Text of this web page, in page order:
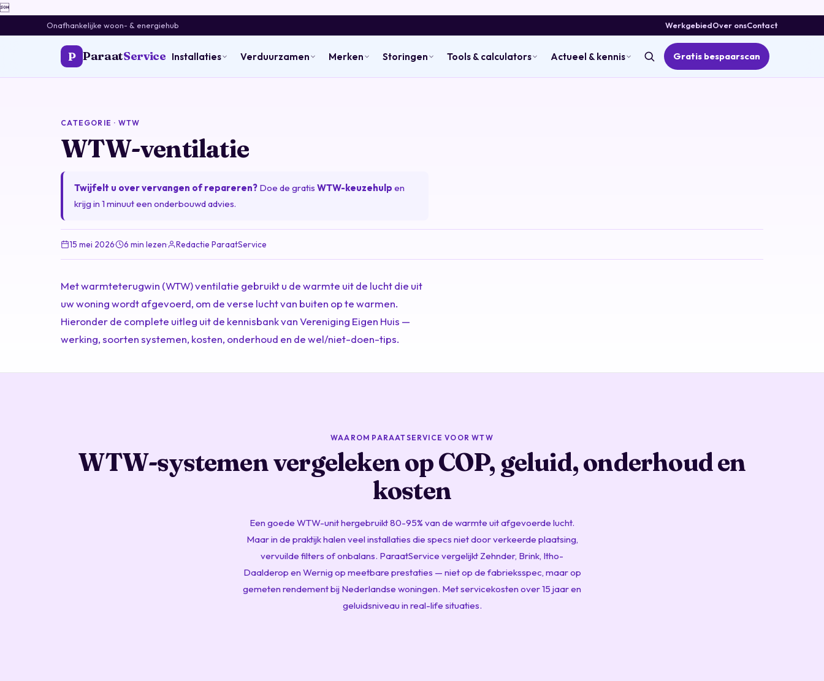

Onafhankelijke woon- & energiehub WerkgebiedOver onsContact
P ParaatService Installaties Verduurzamen Merken Storingen Tools & calculators Actueel & kennis Gratis bespaarscan
CATEGORIE · WTW
WTW-ventilatie
Twijfelt u over vervangen of repareren? Doe de gratisWTW-keuzehulp en
krijg in 1 minuut een onderbouwd advies.
15 mei 2026· 6 min lezen· Redactie ParaatService
Met warmteterugwin (WTW) ventilatie gebruikt u de warmte uit de lucht die uit
uw woning wordt afgevoerd, om de verse lucht van buiten op te warmen.
Hieronder de complete uitleg uit de kennisbank van Vereniging Eigen Huis —
werking, soorten systemen, kosten, onderhoud en de wel/niet-doen-tips.
WAAROM PARAATSERVICE VOOR WTW
WTW-systemen vergeleken op COP, geluid, onderhoud en
kosten
Een goede WTW-unit hergebruikt 80-95% van de warmte uit afgevoerde lucht.
Maar in de praktijk halen veel installaties die specs niet door verkeerde plaatsing,
vervuilde filters of onbalans. ParaatService vergelijkt Zehnder, Brink, Itho-
Daalderop en Wernig op meetbare prestaties — niet op de fabrieksspec, maar op
gemeten rendement bij Nederlandse woningen. Met servicekosten over 15 jaar en
geluidsniveau in real-life situaties.